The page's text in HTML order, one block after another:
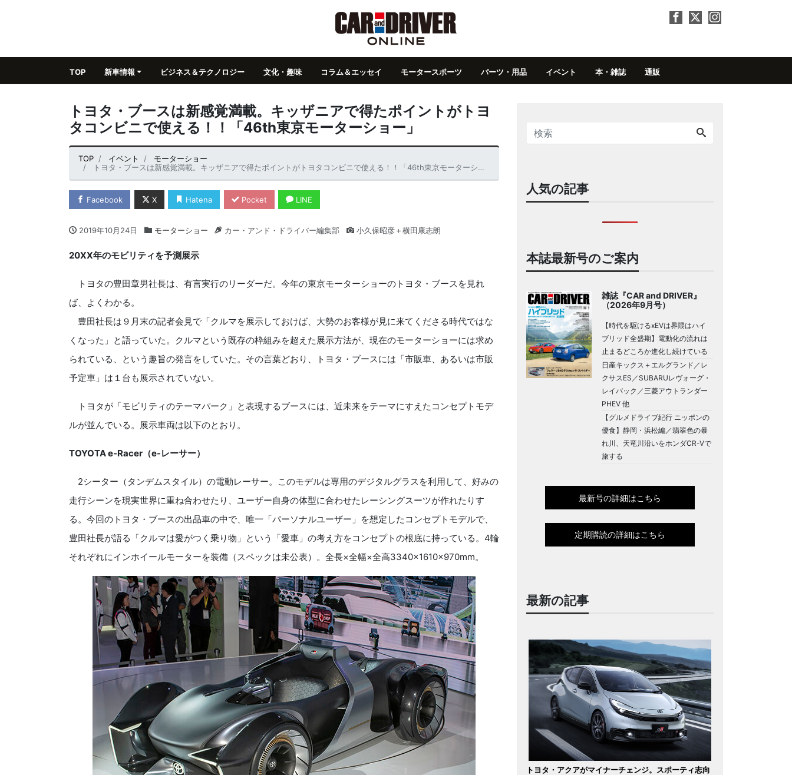
TOP 新車情報 ビジネス＆テクノロジー 文化・趣味 コラム＆エッセイ モータースポーツ パーツ・用品 イベント 本・雑誌 通販
トヨタ・ブースは新感覚満載。キッザニアで得たポイントがトヨ
タコンビニで使える！！「46th東京モーターショー」
TOP イベント
モーターショー
トヨタ・ブースは新感覚満載。キッザニアで得たポイントがトヨタコンビニで使える！！「46th東京モーターショー」
Facebook X Hatena Pocket LINE
2019年10月24日 モーターショー カー・アンド・ドライバー編集部 小久保昭彦＋横田康志朗
20XX年のモビリティを予測展示
トヨタの豊田章男社長は、有言実行のリーダーだ。今年の東京モーターショーのトヨタ・ブースを見れ
ば、よくわかる。
豊田社長は９月末の記者会見で「クルマを展示しておけば、大勢のお客様が見に来てくださる時代ではな
くなった」と語っていた。クルマという既存の枠組みを超えた展示方法が、現在のモーターショーには求め
られている、という趣旨の発言をしていた。その言葉どおり、トヨタ・ブースには「市販車、あるいは市販
予定車」は１台も展示されていない。
トヨタが「モビリティのテーマパーク」と表現するブースには、近未来をテーマにすえたコンセプトモデ
ルが並んでいる。展示車両は以下のとおり。
TOYOTA e-Racer（e-レーサー）
2シーター（タンデムスタイル）の電動レーサー。このモデルは専用のデジタルグラスを利用して、好みの
走行シーンを現実世界に重ね合わせたり、ユーザー自身の体型に合わせたレーシングスーツが作れたりす
る。今回のトヨタ・ブースの出品車の中で、唯一「パーソナルユーザー」を想定したコンセプトモデルで、
豊田社長が語る「クルマは愛がつく乗り物」という「愛車」の考え方をコンセプトの根底に持っている。4輪
それぞれにインホイールモーターを装備（スペックは未公表）。全長×全幅×全高3340×1610×970mm。
人気の記事
本誌最新号のご案内
雑誌『CAR and DRIVER』
（2026年9月号）
【時代を駆けるxEVは界隈はハイ
ブリッド全盛期】電動化の流れは
止まるどころか進化し続けている
日産キックス＋エルグランド／レ
クサスES／SUBARUレヴォーグ・
レイバック／三菱アウトランダー
PHEV 他
【グルメドライブ紀行 ニッポンの
優食】静岡・浜松編／翡翠色の暴
れ川、天竜川沿いをホンダCR-Vで
旅する
最新号の詳細はこちら
定期購読の詳細はこちら
最新の記事
トヨタ・アクアがマイナーチェンジ。スポーティ志向